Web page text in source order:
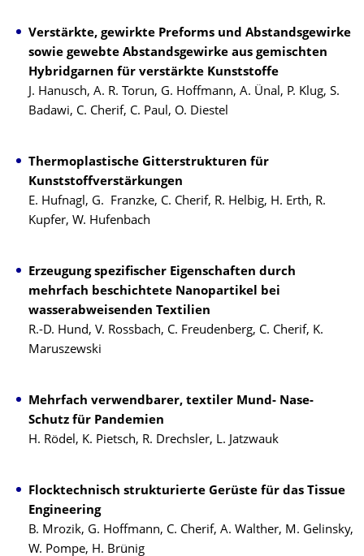
Verstärkte, gewirkte Preforms und Abstandsgewirke
sowie gewebte Abstandsgewirke aus gemischten
Hybridgarnen für verstärkte Kunststoffe
J. Hanusch, A. R. Torun, G. Hoffmann, A. Ünal, P. Klug, S.
Badawi, C. Cherif, C. Paul, O. Diestel
Thermoplastische Gitterstrukturen für
Kunststoffverstärkungen
E. Hufnagl, G. Franzke, C. Cherif, R. Helbig, H. Erth, R.
Kupfer, W. Hufenbach
Erzeugung spezifischer Eigenschaften durch
mehrfach beschichtete Nanopartikel bei
wasserabweisenden Textilien
R.-D. Hund, V. Rossbach, C. Freudenberg, C. Cherif, K.
Maruszewski
Mehrfach verwendbarer, textiler Mund- Nase-
Schutz für Pandemien
H. Rödel, K. Pietsch, R. Drechsler, L. Jatzwauk
Flocktechnisch strukturierte Gerüste für das Tissue
Engineering
B. Mrozik, G. Hoffmann, C. Cherif, A. Walther, M. Gelinsky,
W. Pompe, H. Brünig